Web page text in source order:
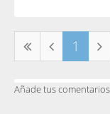
1
Añade tus comentarios